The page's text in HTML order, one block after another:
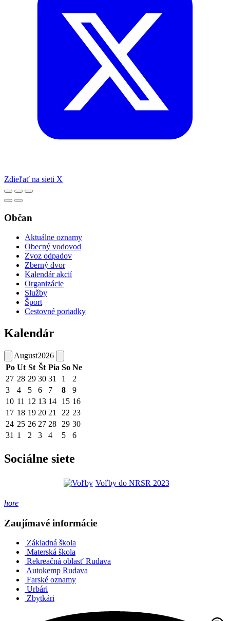
Zdieľať na sieti X
Občan
Aktuálne oznamy
Obecný vodovod
Zvoz odpadov
Zberný dvor
Kalendár akcií
Organizácie
Služby
Šport
Cestovné poriadky
Kalendár
August2026
Po Ut St Št Pia So Ne
27 28 29 30 31 1
2
3
4 5 6 7 8
9
10 11 12 13 14 15 16
17 18 19 20 21 22 23
24 25 26 27 28 29 30
31 1 2 3 4 5 6
Sociálne siete
Voľby do NRSR 2023
hore
Zaujímavé informácie
Základná škola
Materská škola
Rekreačná oblasť Rudava
Autokemp Rudava
Farské oznamy
Urbári
Zbytkári